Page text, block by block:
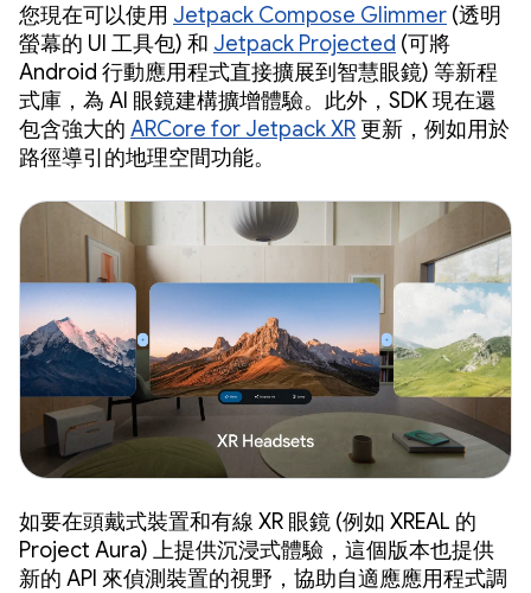
您現在可以使用 Jetpack Compose Glimmer (透明
螢幕的 UI 工具包) 和 Jetpack Projected (可將
Android 行動應用程式直接擴展到智慧眼鏡) 等新程
式庫，為 AI 眼鏡建構擴增體驗。此外，SDK 現在還
包含強大的 ARCore for Jetpack XR更新，例如用於
路徑導引的地理空間功能。
如要在頭戴式裝置和有線 XR 眼鏡 (例如 XREAL 的
Project Aura) 上提供沉浸式體驗，這個版本也提供
新的 API 來偵測裝置的視野，協助自適應應用程式調